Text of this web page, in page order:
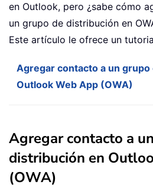
en Outlook, pero ¿sabe cómo
un grupo de distribución en
Este artículo le ofrece un
Agregar contacto a un
Outlook Web App (OWA)
Agregar contacto a
distribución en
(OWA)